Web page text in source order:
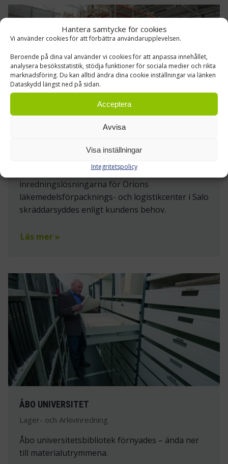
Hantera samtycke för cookies
Vi använder cookies för att förbättra användarupplevelsen.
Beroende på dina val använder vi cookies för att anpassa innehållet,
analysera besöksstatistik, stödja funktioner för sociala medier och rikta
marknadsföring. Du kan alltid ändra dina cookie inställningar via länken
Dataskydd längst ned på sidan.
Acceptera
Avvisa
Visa inställningar
Integritetspolicy
Lagerinredning, Truckar
Truck-, lagerautomations- och
inredningslösningarna för Orions
läkemedelsförpacknings- och logistikcenter i Salo
skräddarsyddes enligt kundens behov.
Läs mer »
ÅBO UNIVERSITET
Lager- och Arkivinredning
Åbo universitetsbibliotek förnyades – ända ner
till materialutrymmena.